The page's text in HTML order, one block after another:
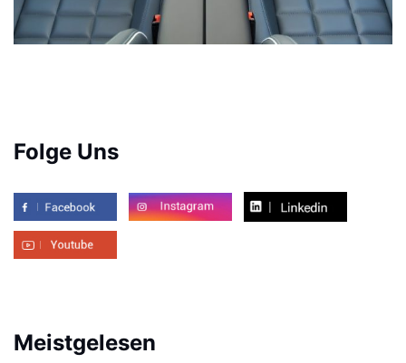
Folge Uns
Meistgelesen